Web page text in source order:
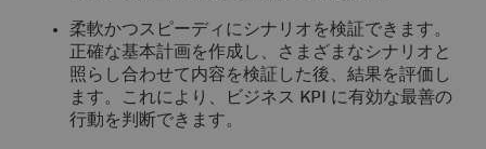
柔軟かつスピーディにシナリオを検証できます。
正確な基本計画を作成し、さまざまなシナリオと
照らし合わせて内容を検証した後、結果を評価し
ます。これにより、ビジネス KPI に有効な最善の
行動を判断できます。